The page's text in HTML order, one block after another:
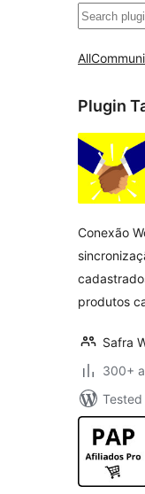
Search
All
Plugin
Conexão
produtos
Safra
300+